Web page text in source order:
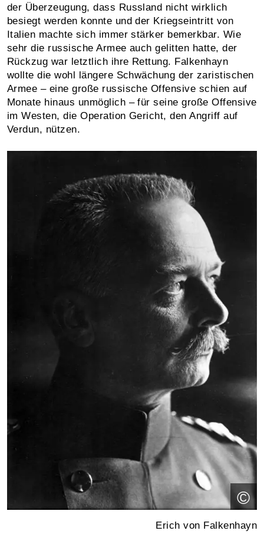
der Überzeugung, dass Russland nicht wirklich
besiegt werden konnte und der Kriegseintritt von
Italien machte sich immer stärker bemerkbar. Wie
sehr die russische Armee auch gelitten hatte, der
Rückzug war letztlich ihre Rettung. Falkenhayn
wollte die wohl längere Schwächung der zaristischen
Armee – eine große russische Offensive schien auf
Monate hinaus unmöglich – für seine große Offensive
im Westen, die Operation Gericht, den Angriff auf
Verdun, nützen.
©
Erich von Falkenhayn